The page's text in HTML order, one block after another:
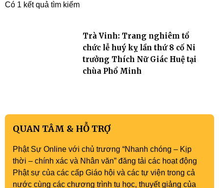
Có 1 kết quả tìm kiếm
Trà Vinh: Trang nghiêm tổ
chức lễ huý kỵ lần thứ 8 cố Ni
trưởng Thích Nữ Giác Huệ tại
chùa Phổ Minh
QUAN TÂM & HỖ TRỢ
Phật Sự Online với chủ trương “Nhanh chóng – Kịp
thời – chính xác và Nhân văn” đăng tải các hoạt động
Phật sự của các cấp Giáo hội và các tự viện trong cả
nước cùng các chương trình tu học, thuyết giảng của